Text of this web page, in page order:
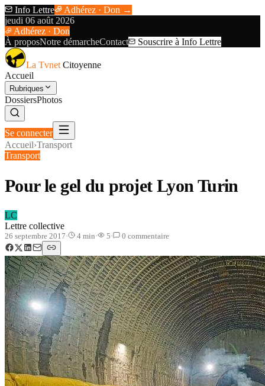
Info Lettre
Adhérez · Don →
jeudi 06 août 2026
Adhérez · Don
À proposNotre démarcheContact Souscrire à Info Lettre
La Tvnet Citoyenne
Accueil
Rubriques
DossiersPhotos
Se connecter
Accueil›Transport
Transport
Pour le gel du projet Lyon Turin
LC
Lettre collective
26 septembre 2017· 4 min· 5· 0 commentaire